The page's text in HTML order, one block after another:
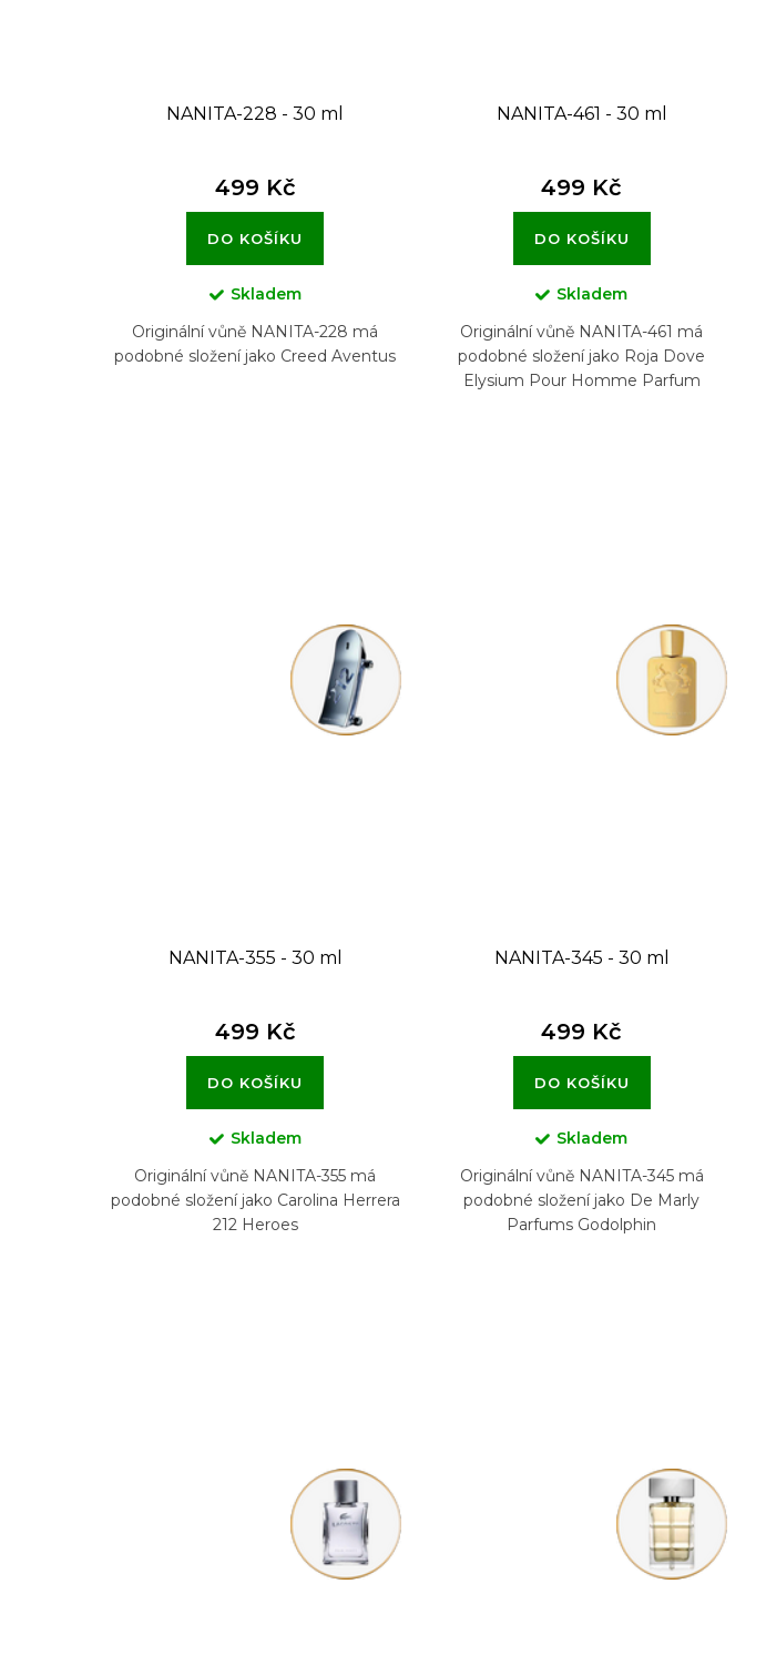
NANITA-228 - 30 ml
499 Kč
DO KOŠÍKU
Skladem
Originální vůně NANITA-228 má
podobné složení jako Creed Aventus
NANITA-461 - 30 ml
499 Kč
DO KOŠÍKU
Skladem
Originální vůně NANITA-461 má
podobné složení jako Roja Dove
Elysium Pour Homme Parfum
NANITA-355 - 30 ml
499 Kč
DO KOŠÍKU
Skladem
Originální vůně NANITA-355 má
podobné složení jako Carolina Herrera
212 Heroes
NANITA-345 - 30 ml
499 Kč
DO KOŠÍKU
Skladem
Originální vůně NANITA-345 má
podobné složení jako De Marly
Parfums Godolphin